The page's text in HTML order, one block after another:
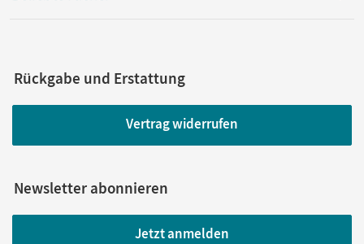
Rückgabe und Erstattung
Vertrag widerrufen
Newsletter abonnieren
Jetzt anmelden